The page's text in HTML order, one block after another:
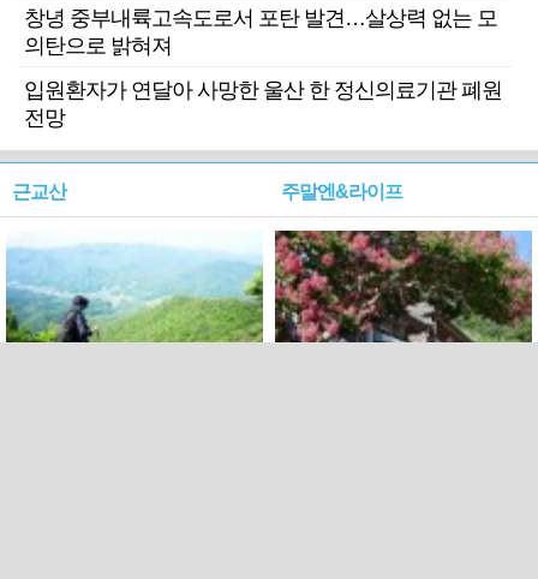
창녕 중부내륙고속도로서 포탄 발견…살상력 없는 모
의탄으로 밝혀져
입원환자가 연달아 사망한 울산 한 정신의료기관 폐원
전망
근교산 주말엔&라이프